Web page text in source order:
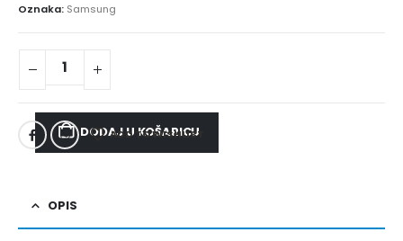
Oznaka: Samsung
DODAJ U KOŠARICU
ADD TO WISHLIST
OPIS